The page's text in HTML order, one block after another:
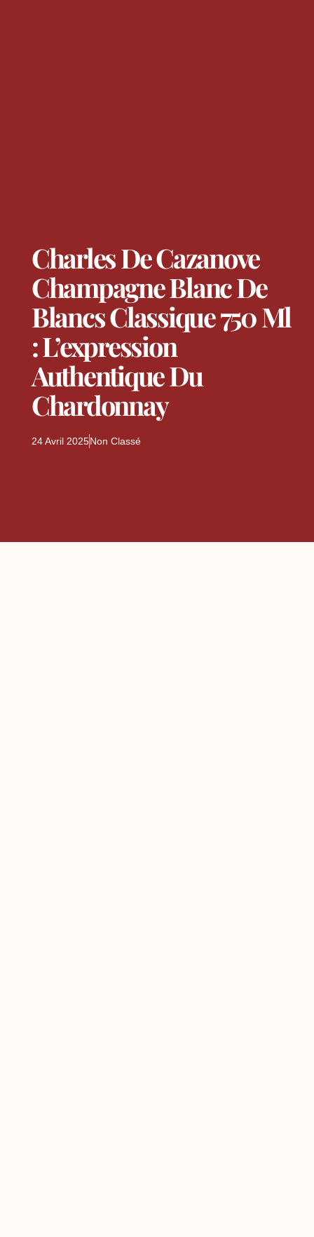
Charles De Cazanove
Champagne Blanc De
Blancs Classique 750 Ml
: L’expression
Authentique Du
Chardonnay
24 Avril 2025Non Classé